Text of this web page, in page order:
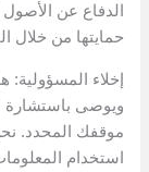
الدفاع عن
حمايتها من خلال
إخلاء المسؤولية:
ويوصى باستشارة
موقفك المحدد.
استخدام